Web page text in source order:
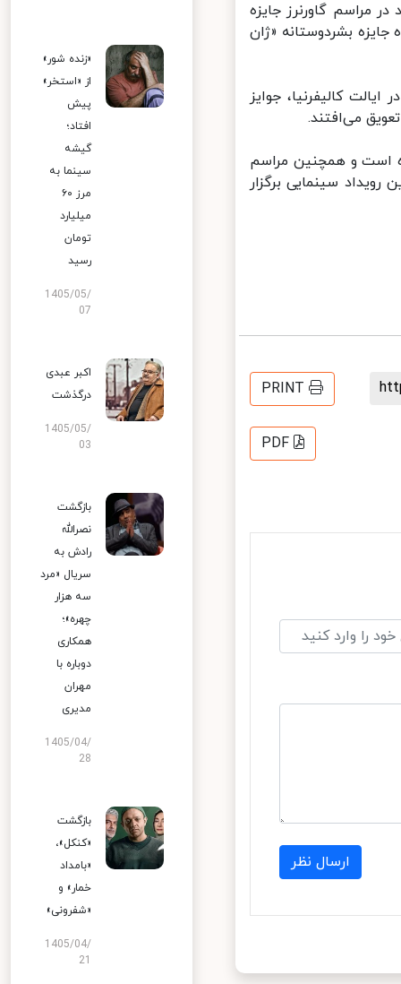
مراسم گاورنرز جایزه
بشردوستانه «ژان
کالیفرنیا، جوایز
می‌افتند.
به ۲۸ فوریه منتقل شده است و همچنین مراسم
سینمایی برگزار
PRINT
PDF
ارسال نظر
«زنده شور»
از «استخر»
پیش
افتاد؛
گیشه
سینما به
مرز ۶۰
میلیارد
تومان
رسید
1405/05/
07
اکبر عبدی
درگذشت
1405/05/
03
بازگشت
نصرالله
رادش به
سریال «مرد
سه هزار
چهره»؛
همکاری
دوباره با
مهران
مدیری
1405/04/
28
بازگشت
«کنکل»،
«بامداد
خمار» و
«شفرونی»
1405/04/